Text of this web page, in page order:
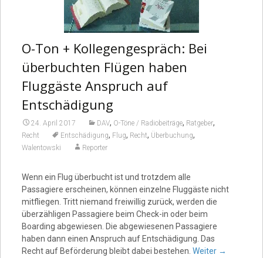
O-Ton + Kollegengespräch: Bei
überbuchten Flügen haben
Fluggäste Anspruch auf
Entschädigung
24. April 2017 DAV, O-Töne / Radiobeiträge, Ratgeber,
Recht Entschädigung, Flug, Recht, Überbuchung,
Walentowski Reporter
Wenn ein Flug überbucht ist und trotzdem alle
Passagiere erscheinen, können einzelne Fluggäste nicht
mitfliegen. Tritt niemand freiwillig zurück, werden die
überzähligen Passagiere beim Check-in oder beim
Boarding abgewiesen. Die abgewiesenen Passagiere
haben dann einen Anspruch auf Entschädigung. Das
Recht auf Beförderung bleibt dabei bestehen. Weiter →